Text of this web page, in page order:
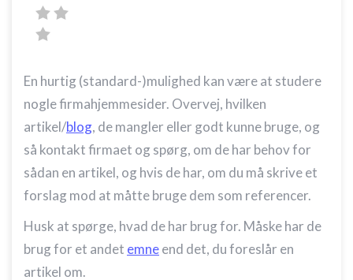
En hurtig (standard-)mulighed kan være at studere
nogle firmahjemmesider. Overvej, hvilken
artikel/blog, de mangler eller godt kunne bruge, og
så kontakt firmaet og spørg, om de har behov for
sådan en artikel, og hvis de har, om du må skrive et
forslag mod at måtte bruge dem som referencer.
Husk at spørge, hvad de har brug for. Måske har de
brug for et andet emneend det, du foreslår en
artikel om.